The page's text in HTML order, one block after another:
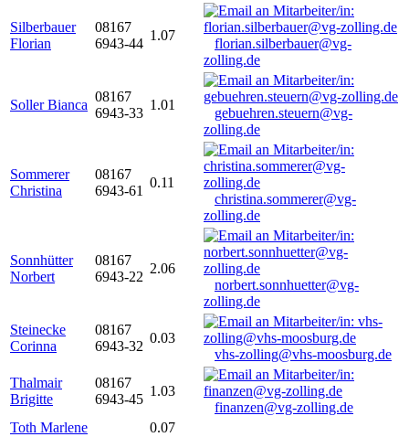
Silberbauer
Florian
08167
6943-44
1.07
florian.silberbauer@vg-
zolling.de
Soller Bianca
08167
6943-33
1.01
gebuehren.steuern@vg-
zolling.de
Sommerer
Christina
08167
6943-61
0.11
christina.sommerer@vg-
zolling.de
Sonnhütter
Norbert
08167
6943-22
2.06
norbert.sonnhuetter@vg-
zolling.de
Steinecke
Corinna
08167
6943-32
0.03
vhs-zolling@vhs-moosburg.de
Thalmair
Brigitte
08167
6943-45
1.03
finanzen@vg-zolling.de
Toth Marlene
0.07